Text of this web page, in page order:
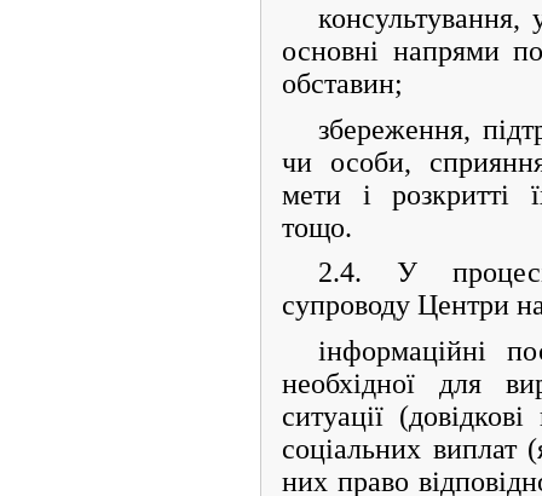
консультування,
основні напрями
обставин;
збереження,
чи особи,
мети і розкритті
тощо.
2.4. У процесі
супроводу Центри
інформаційні
необхідної для
ситуації
соціальних виплат
них право